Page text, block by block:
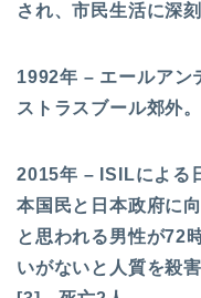
され、市民生活に深
1992年 – エールアン
ストラスブール郊外
2015年 – ISILによる
本国民と日本政府に
と思われる男性が72
いがないと人質を殺